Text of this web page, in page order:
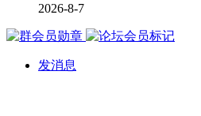
2026-8-7
发消息